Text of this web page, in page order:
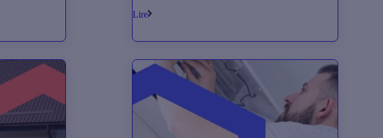
votre
toute confiance aux Français en ce
rénovation énergétique. À quoi faut-il
s’attendre ? On vous explique
concrètement ce que ça change pour
Lire